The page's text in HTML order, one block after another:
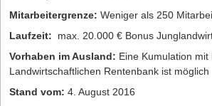
Mitarbeitergrenze: Weniger als 250
Laufzeit: max. 20.000 € Bonus
Vorhaben im Ausland: Eine Kumulation mit
Landwirtschaftlichen Rentenbank ist möglich
Stand vom: 4. August 2016